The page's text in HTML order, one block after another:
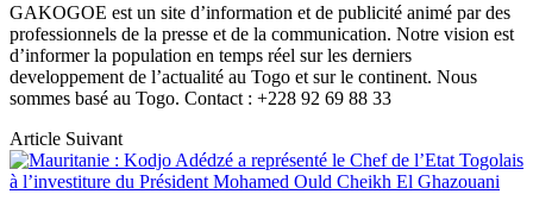
GAKOGOE est un site d’information et de publicité animé par des
professionnels de la presse et de la communication. Notre vision est
d’informer la population en temps réel sur les derniers
developpement de l’actualité au Togo et sur le continent. Nous
sommes basé au Togo. Contact : +228 92 69 88 33
Article Suivant